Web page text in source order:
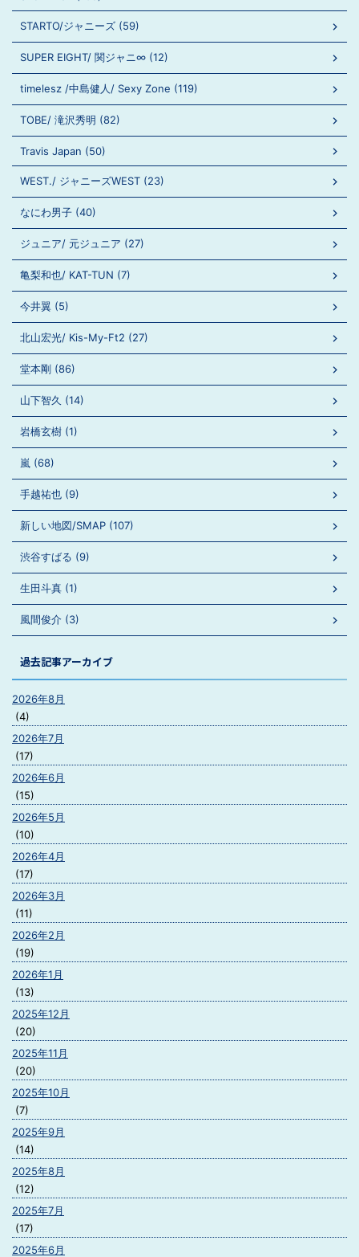
STARTO/ジャニーズ (59)
SUPER EIGHT/ 関ジャニ∞ (12)
timelesz /中島健人/ Sexy Zone (119)
TOBE/ 滝沢秀明 (82)
Travis Japan (50)
WEST./ ジャニーズWEST (23)
なにわ男子 (40)
ジュニア/ 元ジュニア (27)
亀梨和也/ KAT-TUN (7)
今井翼 (5)
北山宏光/ Kis-My-Ft2 (27)
堂本剛 (86)
山下智久 (14)
岩橋玄樹 (1)
嵐 (68)
手越祐也 (9)
新しい地図/SMAP (107)
渋谷すばる (9)
生田斗真 (1)
風間俊介 (3)
過去記事アーカイブ
2026年8月
(4)
2026年7月
(17)
2026年6月
(15)
2026年5月
(10)
2026年4月
(17)
2026年3月
(11)
2026年2月
(19)
2026年1月
(13)
2025年12月
(20)
2025年11月
(20)
2025年10月
(7)
2025年9月
(14)
2025年8月
(12)
2025年7月
(17)
2025年6月